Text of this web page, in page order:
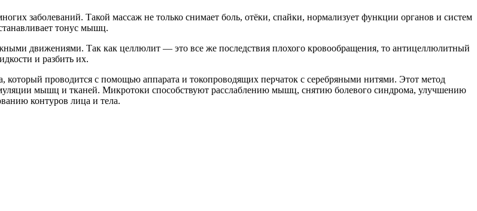
заболеваний. Такой массаж не только снимает боль, отёки, спайки, нормализует функции органов и систем
тонус мышц.
движениями. Так как целлюлит — это все же последствия плохого кровообращения, то антицеллюлитный
и разбить их.
проводится с помощью аппарата и токопроводящих перчаток с серебряными нитями. Этот метод
мышц и тканей. Микротоки способствуют расслаблению мышц, снятию болевого синдрома, улучшению
контуров лица и тела.